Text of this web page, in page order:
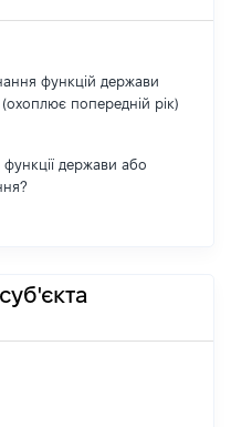
функцій держави
попередній рік)
держави або